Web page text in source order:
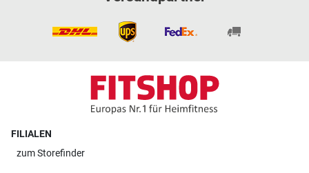
FILIALEN
zumStorefinder